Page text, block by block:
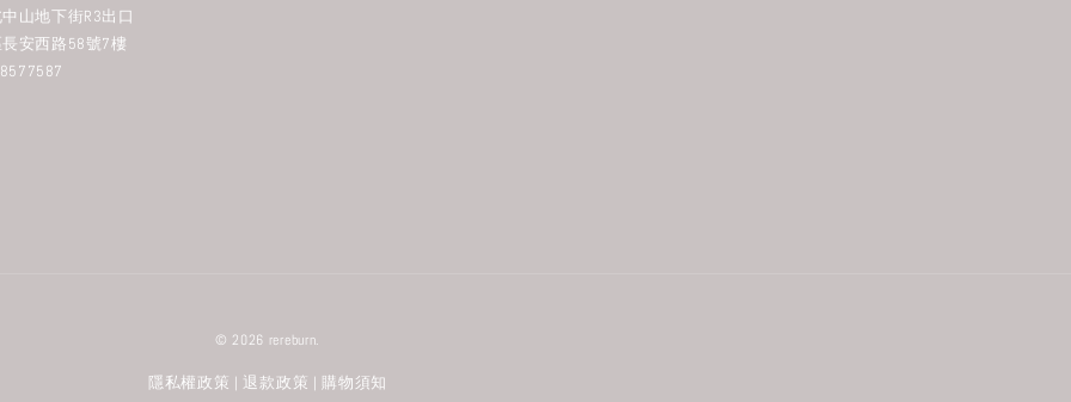
山地下街R3出口
安西路58號7樓
© 2026 rereburn.
隱私權政策 | 退款政策 | 購物須知